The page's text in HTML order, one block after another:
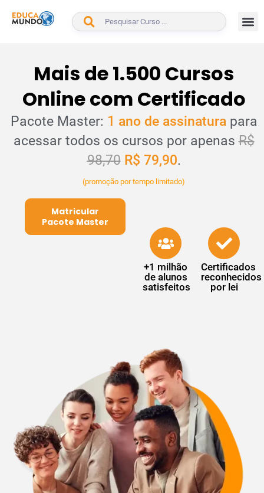
BUSCAR
Mais de 1.500 Cursos
Online com Certificado
Pacote Master: 1 ano de assinatura para
acessar todos os cursos por apenasR$
98,70 R$ 79,90.
(promoção por tempo limitado)
Matricular
Pacote Master
+1 milhão
de alunos
satisfeitos
Certificados
reconhecidos
por lei